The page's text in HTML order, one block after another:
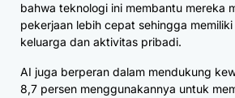
bahwa teknologi ini membantu mereka
pekerjaan lebih cepat sehingga
keluarga dan aktivitas pribadi.
AI juga berperan dalam mendukung
8,7 persen menggunakannya untuk